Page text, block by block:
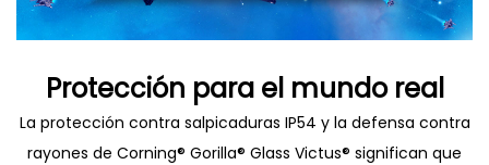
Protección para el mundo real
La protección contra salpicaduras IP54 y la defensa contra
rayones de Corning® Gorilla® Glass Victus® significan que